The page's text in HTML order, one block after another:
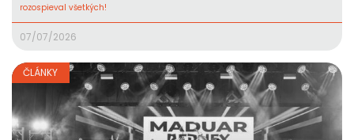
rozospieval všetkých!
07/07/2026
ČLÁNKY